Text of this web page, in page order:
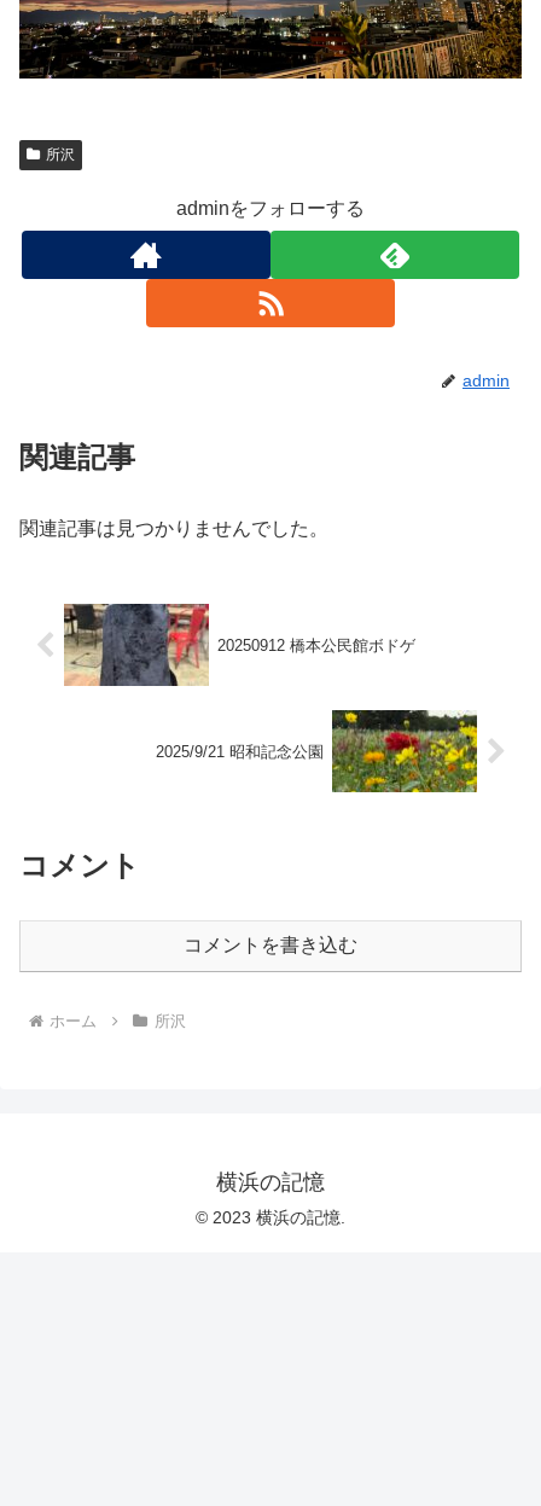
所沢
adminをフォローする
admin
関連記事
関連記事は見つかりませんでした。
20250912 橋本公民館ボドゲ
2025/9/21 昭和記念公園
コメント
コメントを書き込む
ホーム 所沢
横浜の記憶
© 2023 横浜の記憶.